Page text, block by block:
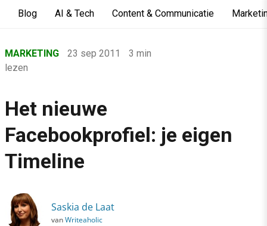
Blog AI & Tech Content & Communicatie
›
Marketing
›
Het nieuwe Facebookprofiel: je eigen Timeline
MARKETING 23 sep 2011
3 min
lezen
Het nieuwe
Facebookprofiel: je eigen
Timeline
Saskia de Laat
vanWriteaholic